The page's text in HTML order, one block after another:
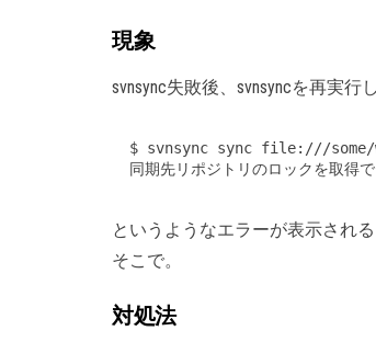
現象
svnsync失敗後、svnsyncを再実行
$ svnsync sync file:///some/
というようなエラーが表示される
そこで。
対処法